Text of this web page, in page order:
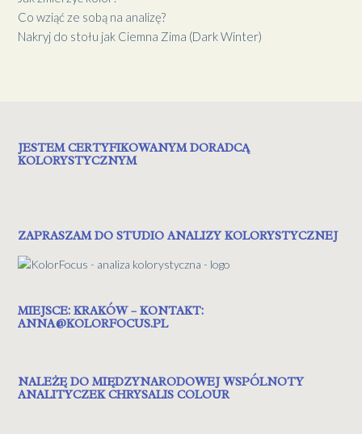
Co wziąć ze sobą na analizę?
Nakryj do stołu jak Ciemna Zima (Dark Winter)
JESTEM CERTYFIKOWANYM DORADCĄ
KOLORYSTYCZNYM
ZAPRASZAM DO STUDIO ANALIZY KOLORYSTYCZNEJ
MIEJSCE: KRAKÓW – KONTAKT:
ANNA@KOLORFOCUS.PL
NALEŻĘ DO MIĘDZYNARODOWEJ WSPÓLNOTY
ANALITYCZEK CHRYSALIS COLOUR